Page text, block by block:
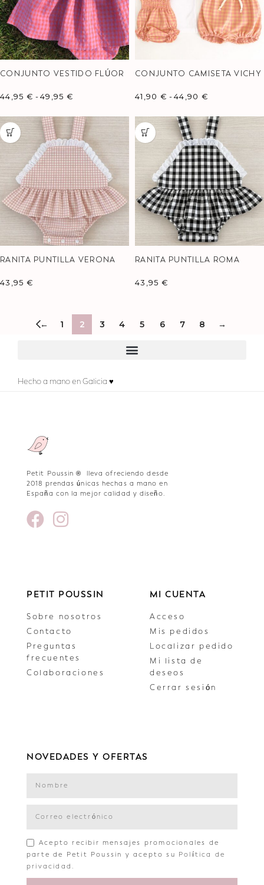
CONJUNTO VESTIDO FLÚOR
44,95 € -49,95 €
CONJUNTO CAMISETA VICHY
41,90 € -44,90 €
RANITA PUNTILLA VERONA
43,95 €
RANITA PUNTILLA ROMA
43,95 €
← 1 2 3 4 5 6 7 8 →
Hecho a mano en Galicia ♥
Petit Poussin ® lleva ofreciendo desde
2018 prendas únicas hechas a mano en
España con la mejor calidad y diseño.
PETIT POUSSIN
Sobre nosotros
Contacto
Preguntas
frecuentes
Colaboraciones
MI CUENTA
Acceso
Mis pedidos
Localizar pedido
Mi lista de
deseos
Cerrar sesión
NOVEDADES Y OFERTAS
Acepto recibir mensajes promocionales de
parte de Petit Poussin y acepto su Política de
privacidad .